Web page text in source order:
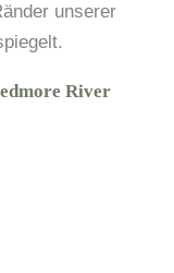
unserer
River